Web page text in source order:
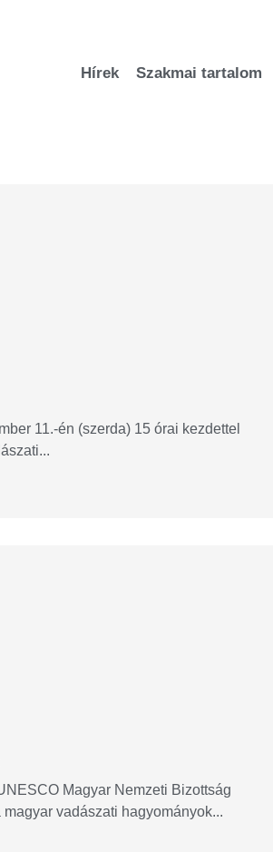
Hírek Szakmai tartalom
11.-én (szerda) 15 órai kezdettel
Magyar Nemzeti Bizottság
vadászati hagyományok...